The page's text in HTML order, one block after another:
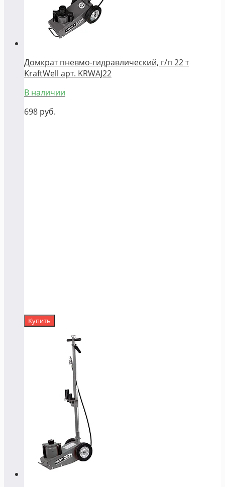
Домкрат пневмо-гидравлический, г/п 22 т
KraftWell арт. KRWAJ22
В наличии
698 руб.
Купить